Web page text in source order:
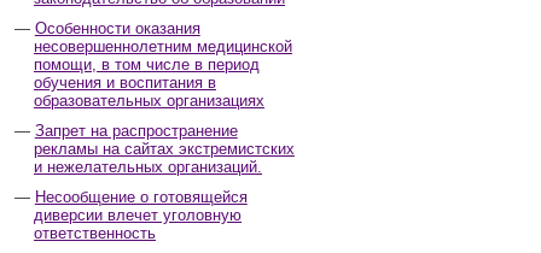
Особенности оказания
несовершеннолетним медицинской
помощи, в том числе в период
обучения и воспитания в
образовательных организациях
Запрет на распространение
рекламы на сайтах экстремистских
и нежелательных организаций.
Несообщение о готовящейся
диверсии влечет уголовную
ответственность